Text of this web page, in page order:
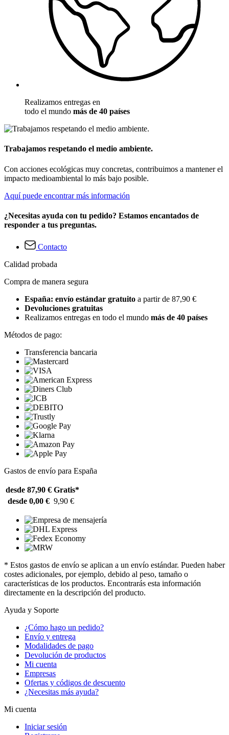
Realizamos entregas en
todo el mundo más de 40 países
Trabajamos respetando el medio ambiente.
Con acciones ecológicas muy concretas, contribuimos a mantener el
impacto medioambiental lo más bajo posible.
Aquí puede encontrar más información
¿Necesitas ayuda con tu pedido? Estamos encantados de
responder a tus preguntas.
Contacto
Calidad probada
Compra de manera segura
España: envío estándar gratuito a partir de 87,90 €
Devoluciones gratuitas
Realizamos entregas en todo el mundo más de 40 países
Métodos de pago:
Transferencia bancaria
Gastos de envío para España
desde 87,90 € Gratis*
desde 0,00 € 9,90 €
* Estos gastos de envío se aplican a un envío estándar. Pueden haber
costes adicionales, por ejemplo, debido al peso, tamaño o
características de los productos. Encontrarás esta información
directamente en la descripción del producto.
Ayuda y Soporte
¿Cómo hago un pedido?
Envío y entrega
Modalidades de pago
Devolución de productos
Mi cuenta
Empresas
Ofertas y códigos de descuento
¿Necesitas más ayuda?
Mi cuenta
Iniciar sesión